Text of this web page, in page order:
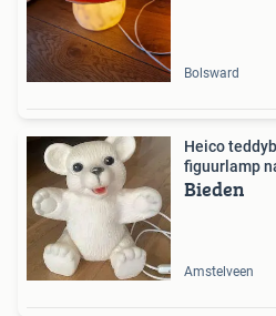
Bolsward
Heico
figuurlamp
Bieden
Amstelveen